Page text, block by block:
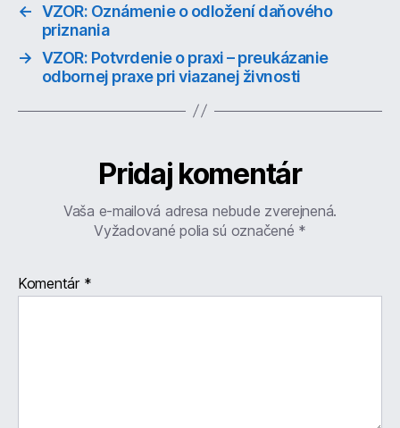
← VZOR: Oznámenie o odložení daňového
priznania
→ VZOR: Potvrdenie o praxi – preukázanie
odbornej praxe pri viazanej živnosti
Pridaj komentár
Vaša e-mailová adresa nebude zverejnená.
Vyžadované polia sú označené *
Komentár *